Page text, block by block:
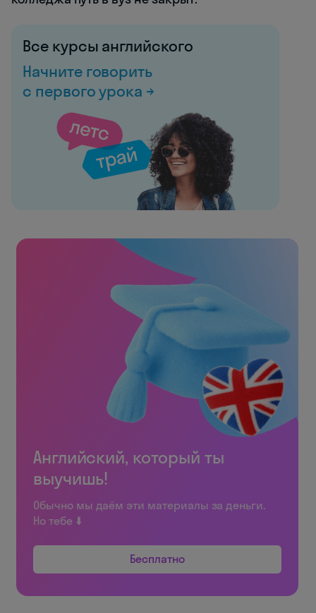
Все курсы английского
Начните говорить
с первого урока →
Английский, который ты
выучишь!
Обычно мы даём эти материалы за деньги.
Но тебе ⬇️
Бесплатно